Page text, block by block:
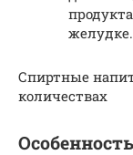
желудке.
Спиртные
количествах